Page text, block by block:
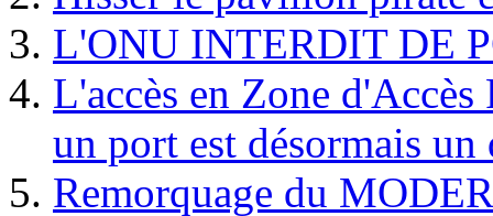
L'ONU INTERDIT DE
L'accès en Zone
un port est désormais un
Remorquage du